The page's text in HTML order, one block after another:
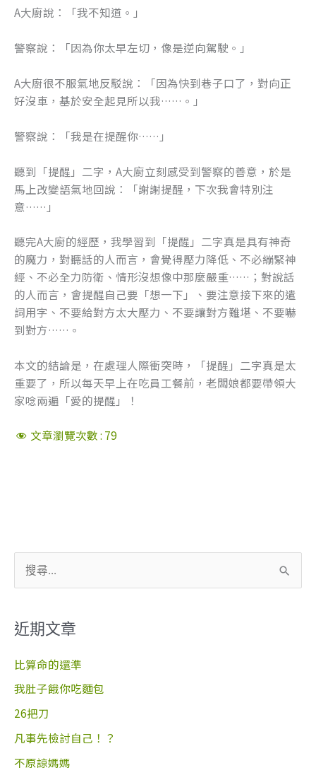
A大廚說：「我不知道。」
警察說：「因為你太早左切，像是逆向駕駛。」
A大廚很不服氣地反駁說：「因為快到巷子口了，對向正
好沒車，基於安全起見所以我……。」
警察說：「我是在提醒你……」
聽到「提醒」二字，A大廚立刻感受到警察的善意，於是
馬上改變語氣地回說：「謝謝提醒，下次我會特別注
意……」
聽完A大廚的經歷，我學習到「提醒」二字真是具有神奇
的魔力，對聽話的人而言，會覺得壓力降低、不必繃緊神
經、不必全力防衛、情形沒想像中那麼嚴重……；對說話
的人而言，會提醒自己要「想一下」、要注意接下來的遣
詞用字、不要給對方太大壓力、不要讓對方難堪、不要嚇
到對方……。
本文的結論是，在處理人際衝突時，「提醒」二字真是太
重要了，所以每天早上在吃員工餐前，老闆娘都要帶領大
家唸兩遍「愛的提醒」！
文章瀏覽次數 : 79
尋
鍵
字
:
近期文章
比算命的還準
我肚子餓你吃麵包
26把刀
凡事先檢討自己！？
不原諒媽媽